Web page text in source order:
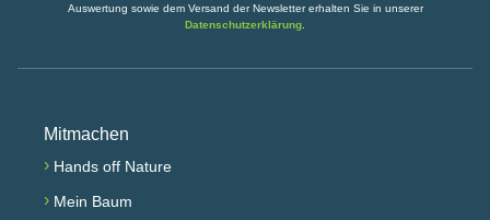
Auswertung sowie dem Versand der Newsletter erhalten Sie in unserer
Datenschutzerklärung
Mitmachen
› Hands off Nature
› Mein Baum